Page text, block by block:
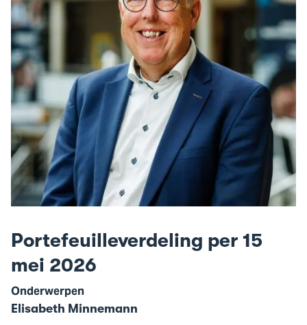
Portefeuilleverdeling per 15
mei 2026
Onderwerpen
Elisabeth Minnemann